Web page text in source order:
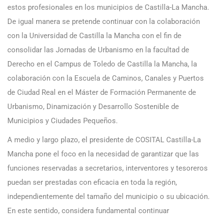
estos profesionales en los municipios de Castilla-La Mancha.
De igual manera se pretende continuar con la colaboración
con la Universidad de Castilla la Mancha con el fin de
consolidar las Jornadas de Urbanismo en la facultad de
Derecho en el Campus de Toledo de Castilla la Mancha, la
colaboración con la Escuela de Caminos, Canales y Puertos
de Ciudad Real en el Máster de Formación Permanente de
Urbanismo, Dinamización y Desarrollo Sostenible de
Municipios y Ciudades Pequeños.
A medio y largo plazo, el presidente de COSITAL Castilla-La
Mancha pone el foco en la necesidad de garantizar que las
funciones reservadas a secretarios, interventores y tesoreros
puedan ser prestadas con eficacia en toda la región,
independientemente del tamaño del municipio o su ubicación.
En este sentido, considera fundamental continuar